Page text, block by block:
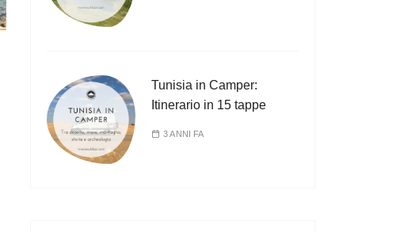
Tunisia in Camper:
Itinerario in 15 tappe
3 ANNI FA